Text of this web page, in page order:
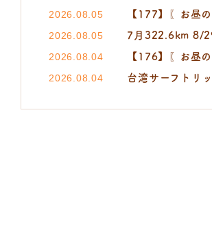
2026.08.05 【177】〖お昼
2026.08.05 7月322.6km 8/
2026.08.04 【176】〖お昼
2026.08.04 台湾サーフト